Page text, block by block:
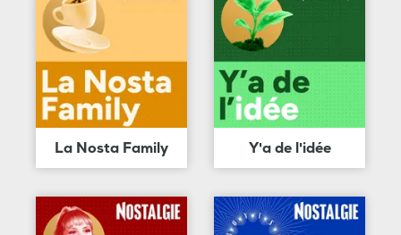
La Nosta Family Y'a de l'idée